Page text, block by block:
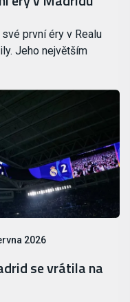
první éry v Realu
Jeho největším
2026
se vrátila na